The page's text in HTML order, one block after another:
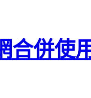
合併使